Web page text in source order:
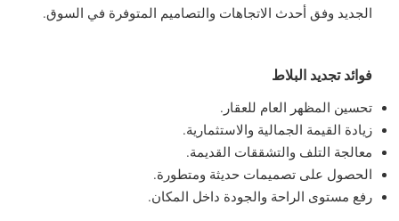
الجديد وفق أحدث الاتجاهات والتصاميم المتوفرة في السوق.
فوائد تجديد البلاط
تحسين المظهر العام للعقار.
زيادة القيمة الجمالية والاستثمارية.
معالجة التلف والتشققات القديمة.
الحصول على تصميمات حديثة ومتطورة.
رفع مستوى الراحة والجودة داخل المكان.